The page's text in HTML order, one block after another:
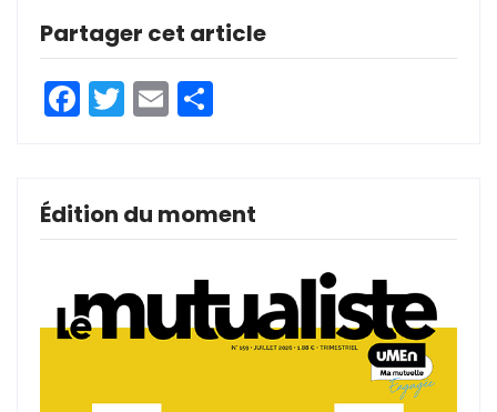
Partager cet article
Facebook
Twitter
Email
Édition du moment